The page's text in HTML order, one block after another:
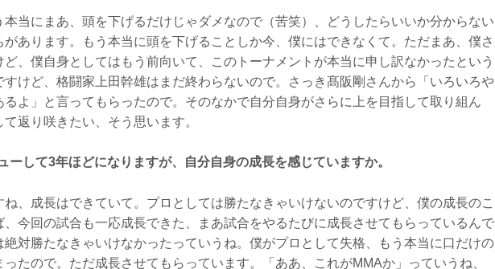
当にまあ、頭を下げるだけじゃダメなので（苦笑）、どうしたらいいか分からない
があります。もう本当に頭を下げることしか今、僕にはできなくて。ただまあ、僕さ
ど、僕自身としてはもう前向いて、このトーナメントが本当に申し訳なかったという
すけど、格闘家上田幹雄はまだ終わらないので。さっき髙阪剛さんから「いろいろや
るよ」と言ってもらったので。そのなかで自分自身がさらに上を目指して取り組ん
返り咲きたい、そう思います。
ーして3年ほどになりますが、自分自身の成長を感じていますか。
、成長はできていて。プロとしては勝たなきゃいけないのですけど、僕の成長のこ
、今回の試合も一応成長できた、まあ試合をやるたびに成長させてもらっているんで
絶対勝たなきゃいけなかったっていうね。僕がプロとして失格、もう本当に口だけの
ったので。ただ成長させてもらっています。「ああ、これがMMAか」っていうね、